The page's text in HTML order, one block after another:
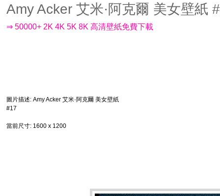
Amy Acker 艾米·阿克爾 美女壁紙
⇒ 50000+ 2K 4K 5K 8K 高清壁紙免費下載
圖片描述: Amy Acker 艾米·阿克爾 美女壁紙
#17
當前尺寸: 1600 x 1200